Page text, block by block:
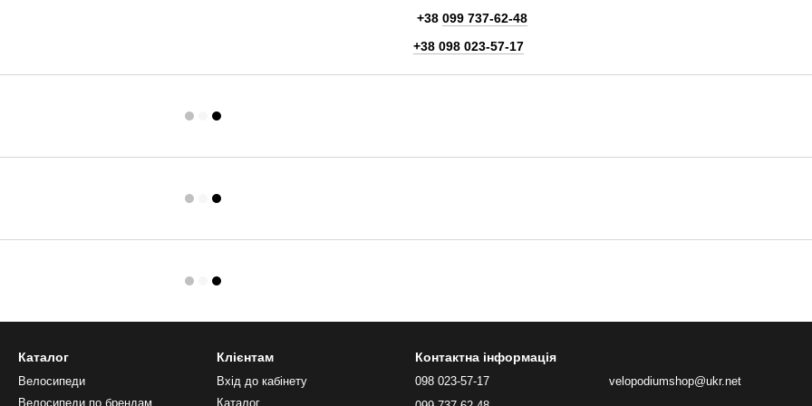
+38 099 737-62-48
+38 098 023-57-17
Каталог
Велосипеди
Велосипеди по брендам
Клієнтам
Вхід до кабінету
Каталог
Контактна інформація
098 023-57-17
velopodiumshop@ukr.net